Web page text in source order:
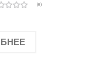
(0)